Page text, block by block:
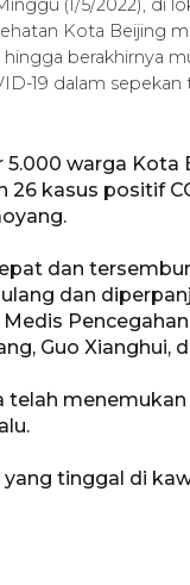
(1/5/2022), di
Kota Beijing
berakhirnya
19 dalam
5.000 warga
kasus positif
dan
dan
Guo Xianghui,
telah
tinggal di